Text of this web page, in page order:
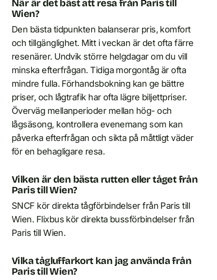
När är det bäst att resa från Paris till
Wien?
Den bästa tidpunkten balanserar pris, komfort
och tillgänglighet. Mitt i veckan är det ofta färre
resenärer. Undvik större helgdagar om du vill
minska efterfrågan. Tidiga morgontåg är ofta
mindre fulla. Förhandsbokning kan ge bättre
priser, och lågtrafik har ofta lägre biljettpriser.
Överväg mellanperioder mellan hög- och
lågsäsong, kontrollera evenemang som kan
påverka efterfrågan och sikta på måttligt väder
för en behagligare resa.
Vilken är den bästa rutten eller tåget från
Paris till Wien?
SNCF kör direkta tågförbindelser från Paris till
Wien. Flixbus kör direkta bussförbindelser från
Paris till Wien.
Vilka tågluffarkort kan jag använda från
Paris till Wien?